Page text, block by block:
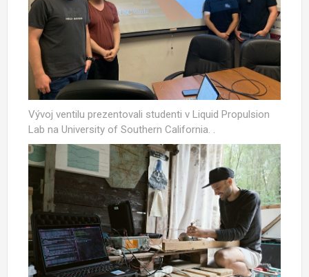
Vývoj ventilu prezentovali studenti v Liquid Propulsion
Lab na University of Southern California. .